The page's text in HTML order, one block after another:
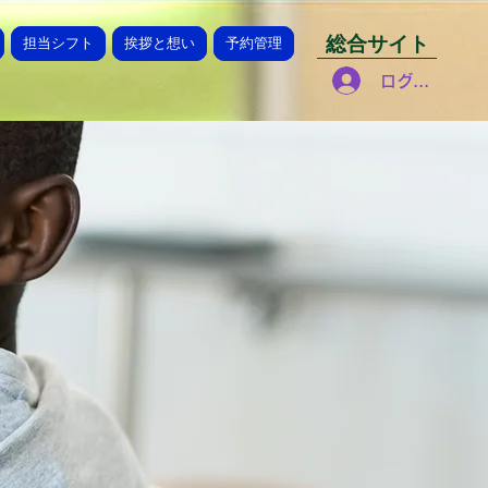
担当シフト 挨拶と想い 予約管理 総合サイト
ログイン